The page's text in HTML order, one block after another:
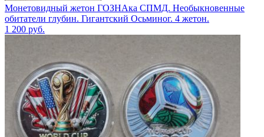
Монетовидный жетон ГОЗНАка СПМД. Необыкновенные
обитатели глубин. Гигантский Осьминог. 4 жетон.
1 200 руб.